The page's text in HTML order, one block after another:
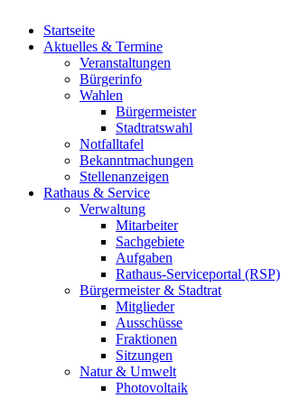
Startseite
Aktuelles & Termine
Veranstaltungen
Bürgerinfo
Wahlen
Bürgermeister
Stadtratswahl
Notfalltafel
Bekanntmachungen
Stellenanzeigen
Rathaus & Service
Verwaltung
Mitarbeiter
Sachgebiete
Aufgaben
Rathaus-Serviceportal (RSP)
Bürgermeister & Stadtrat
Mitglieder
Ausschüsse
Fraktionen
Sitzungen
Natur & Umwelt
Photovoltaik